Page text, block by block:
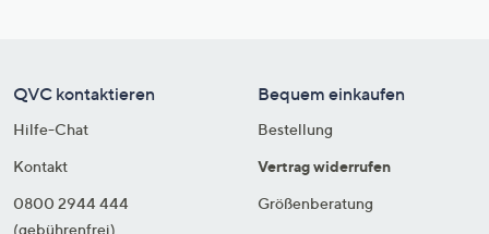
QVC kontaktieren
Hilfe-Chat
Kontakt
0800 2944 444
(gebührenfrei)
Bequem einkaufen
Bestellung
Vertrag widerrufen
Größenberatung